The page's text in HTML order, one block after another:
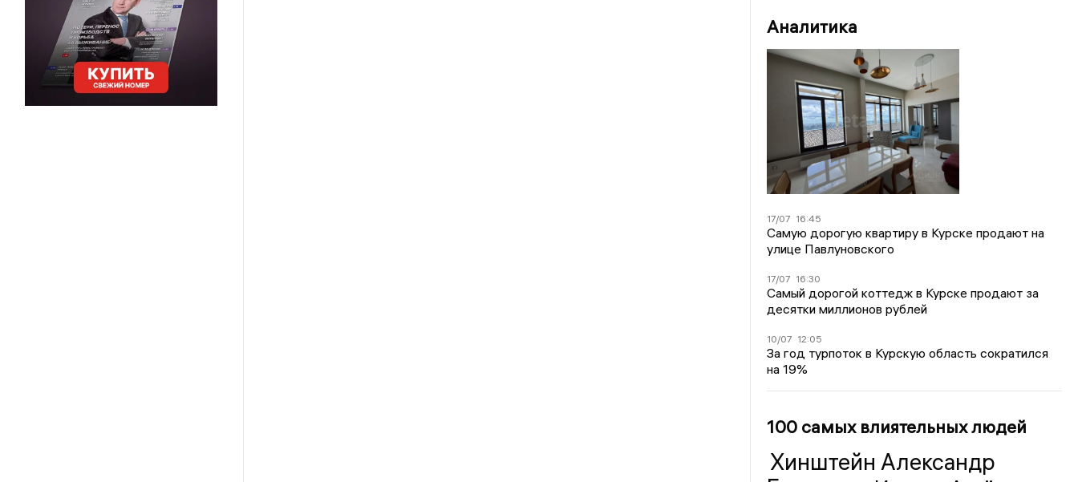
Аналитика
17/07 16:45
Самую дорогую квартиру в Курске продают на
улице Павлуновского
17/07 16:30
Самый дорогой коттедж в Курске продают за
десятки миллионов рублей
10/07 12:05
За год турпоток в Курскую область сократился
на 19%
100 самых влиятельных людей
Хинштейн Александр